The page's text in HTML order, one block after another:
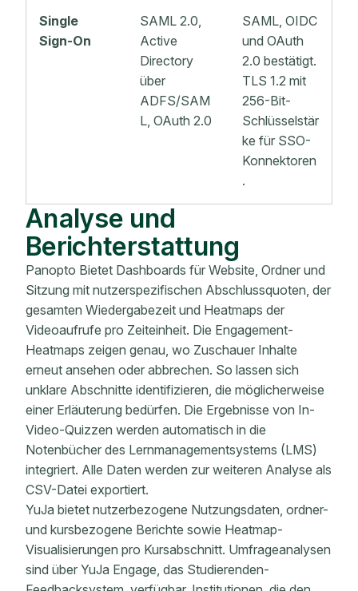
Single
Sign-On
SAML 2.0,
Active
Directory
über
ADFS/SAM
L, OAuth 2.0
SAML, OIDC
und OAuth
2.0 bestätigt.
TLS 1.2 mit
256-Bit-
Schlüsselstär
ke für SSO-
Konnektoren
.
Analyse und
Berichterstattung
Panopto Bietet Dashboards für Website, Ordner und
Sitzung mit nutzerspezifischen Abschlussquoten, der
gesamten Wiedergabezeit und Heatmaps der
Videoaufrufe pro Zeiteinheit. Die Engagement-
Heatmaps zeigen genau, wo Zuschauer Inhalte
erneut ansehen oder abbrechen. So lassen sich
unklare Abschnitte identifizieren, die möglicherweise
einer Erläuterung bedürfen. Die Ergebnisse von In-
Video-Quizzen werden automatisch in die
Notenbücher des Lernmanagementsystems (LMS)
integriert. Alle Daten werden zur weiteren Analyse als
CSV-Datei exportiert.
YuJa bietet nutzerbezogene Nutzungsdaten, ordner-
und kursbezogene Berichte sowie Heatmap-
Visualisierungen pro Kursabschnitt. Umfrageanalysen
sind über YuJa Engage, das Studierenden-